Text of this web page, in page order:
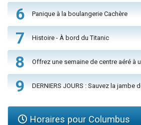
6 Panique à la boulangerie Cachère
7 Histoire - À bord du Titanic
8 Offrez une semaine de centre aéré à
9 DERNIERS JOURS : Sauvez la jambe
Horaires pour Columbus